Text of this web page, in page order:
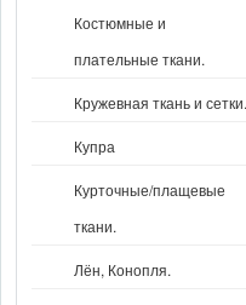
Костюмные и
плательные ткани.
Кружевная ткань и сетки.
Купра
Курточные/плащевые
ткани.
Лён, Конопля.